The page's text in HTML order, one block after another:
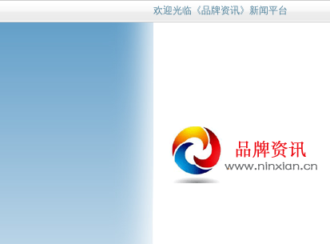
欢迎光临《品牌资讯》新闻平台